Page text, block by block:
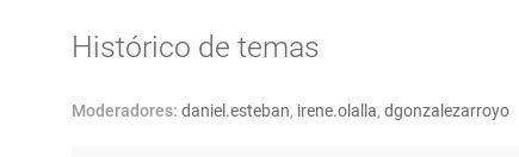
Histórico de temas
Moderadores: daniel.esteban, irene.olalla, dgonzalezarroyo